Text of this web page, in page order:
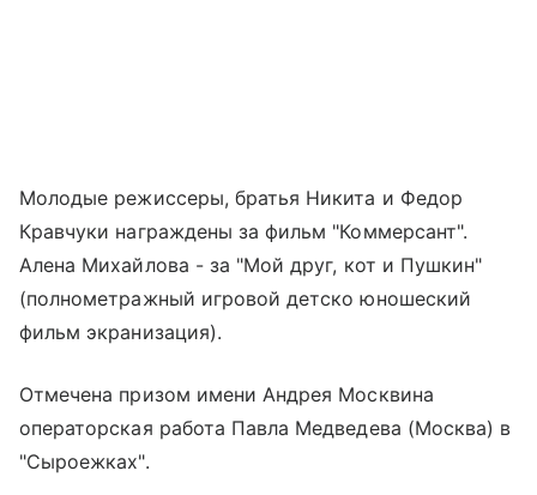
Молодые режиссеры, братья Никита и Федор
Кравчуки награждены за фильм "Коммерсант".
Алена Михайлова - за "Мой друг, кот и Пушкин"
(полнометражный игровой детско юношеский
фильм экранизация).
Отмечена призом имени Андрея Москвина
операторская работа Павла Медведева (Москва) в
"Сыроежках".